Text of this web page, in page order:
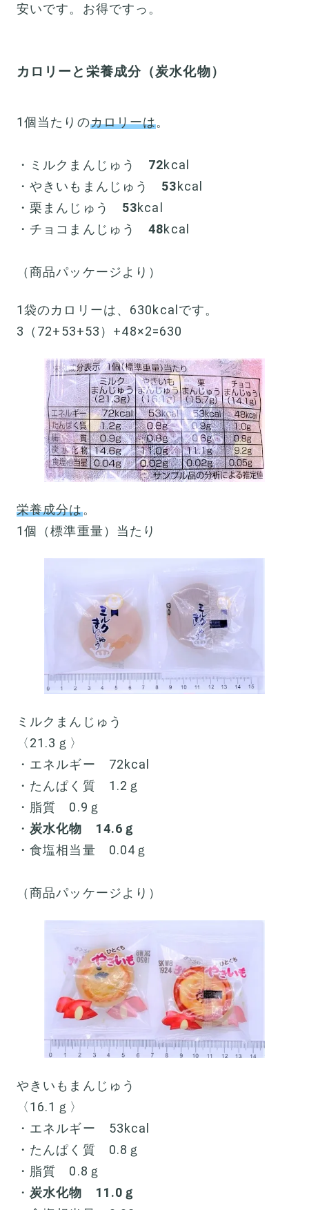
安いです。お得ですっ。
カロリーと栄養成分（炭水化物）
1個当たりのカロリーは。
・ミルクまんじゅう 72kcal
・やきいもまんじゅう 53kcal
・栗まんじゅう 53kcal
・チョコまんじゅう48kcal
（商品パッケージより）
1袋のカロリーは、630kcalです。
3（72+53+53）+48×2=630
栄養成分は。
1個（標準重量）当たり
ミルクまんじゅう
〈21.3ｇ〉
・エネルギー 72kcal
・たんぱく質 1.2ｇ
・脂質 0.9ｇ
・炭水化物 14.6ｇ
・食塩相当量 0.04ｇ
（商品パッケージより）
やきいもまんじゅう
〈16.1ｇ〉
・エネルギー 53kcal
・たんぱく質 0.8ｇ
・脂質 0.8ｇ
・炭水化物 11.0ｇ